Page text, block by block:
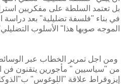
بل تعتمد السلطة على مفكريين
في بناء "فلسفة تضليلية" بعد دراسة
الموجه صوبها هذا" الأسلوب
ومن اجل تمرير الخطاب عبر الوسائط
من "سياسيين " مأجورين يتقنون فن
إيزوقراط علاقة "اللوغوس"